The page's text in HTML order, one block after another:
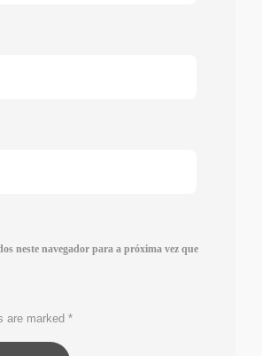
neste navegador para a próxima vez que
are marked *